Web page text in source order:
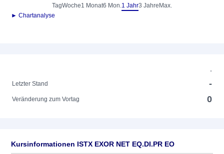
TagWoche1 Monat6 Mon.1 Jahr3 Jahre Max.
► Chartanalyse
-
Letzter Stand
-
Veränderung zum Vortag 0
Kursinformationen ISTX EXOR NET EQ.DI.PR EO